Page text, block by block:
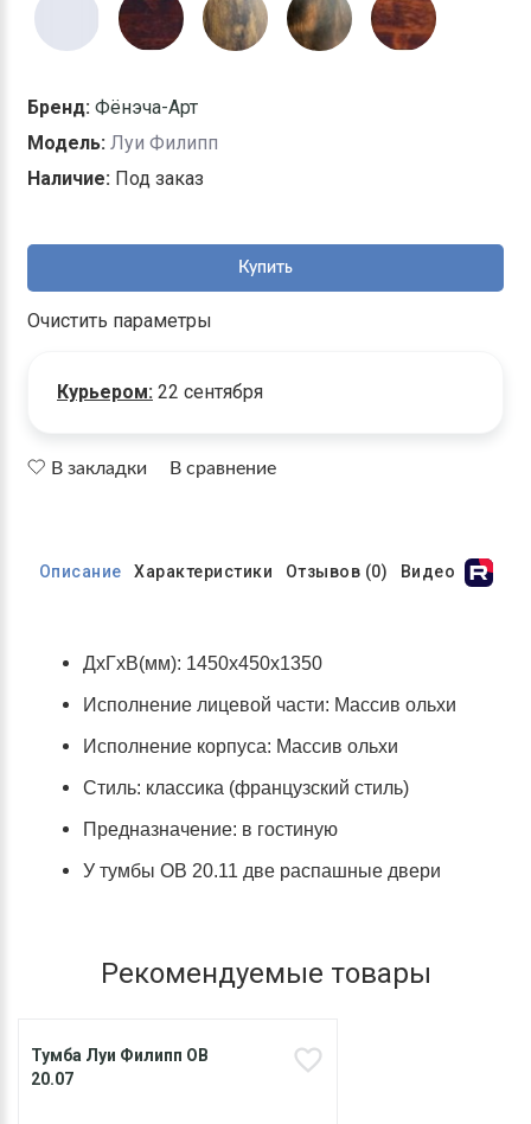
Бренд: Фёнэча-Арт
Модель: Луи Филипп
Наличие: Под заказ
Купить
Очистить параметры
Курьером: 22 сентября
В закладки В сравнение
Описание Характеристики Отзывов (0) Видео
ДхГхВ(мм): 1450х450х1350
Исполнение лицевой части: Массив ольхи
Исполнение корпуса: Массив ольхи
Стиль: классика (французский стиль)
Предназначение: в гостиную
У тумбы ОВ 20.11 две распашные двери
Рекомендуемые товары
Тумба Луи Филипп ОВ
20.07